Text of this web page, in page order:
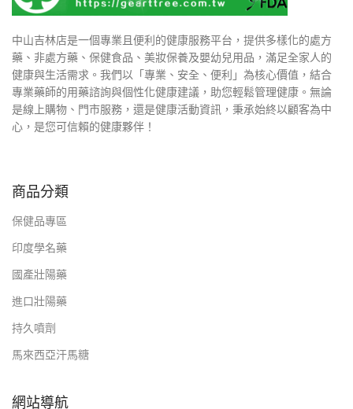
中山吉林店是一個專業且便利的健康服務平台，提供多樣化的處方
藥、非處方藥、保健食品、美妝保養及嬰幼兒用品，滿足全家人的
健康與生活需求。我們以「專業、安全、便利」為核心價值，結合
專業藥師的用藥諮詢與個性化健康建議，助您輕鬆管理健康。無論
是線上購物、門市服務，還是健康活動資訊，秉承始終以顧客為中
心，是您可信賴的健康夥伴！
商品分類
保健品專區
印度學名藥
國產壯陽藥
進口壯陽藥
持久噴劑
馬來西亞汗馬糖
網站導航